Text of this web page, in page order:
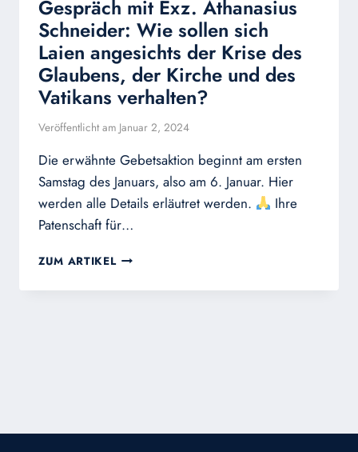
Gespräch mit Exz. Athanasius
Schneider: Wie sollen sich
Laien angesichts der Krise des
Glaubens, der Kirche und des
Vatikans verhalten?
Veröffentlicht am Januar 2, 2024
Die erwähnte Gebetsaktion beginnt am ersten
Samstag des Januars, also am 6. Januar. Hier
werden alle Details erläutret werden.
Ihre
Patenschaft für…
ZUM ARTIKEL GESPRÄCH
EXZ.